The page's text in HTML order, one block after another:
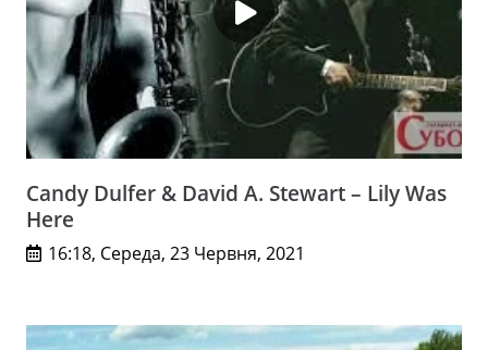
Candy Dulfer & David A. Stewart – Lily Was
Here
16:18, Середа, 23 Червня, 2021